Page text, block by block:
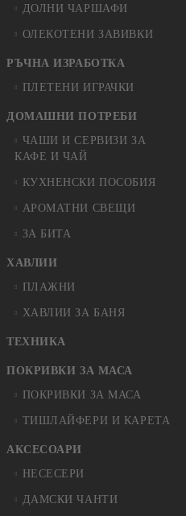
ДОЛНИ ЧАРШАФИ
ОЛЕКОТЕНИ ЗАВИВКИ
РЪЧНА ИЗРАБОТКА
ПЛЕТЕНИ ИГРАЧКИ
ДОМАШНИ ПОТРЕБИ
ЧАШИ И СЕРВИЗИ ЗА
КАФЕ И ЧАЙ
КУХНЕНСКИ ПОСОБИЯ
АРОМАТНИ СВЕЩИ
ЗА БИТА
ХАВЛИИ
ПЛАЖНИ
ХАВЛИИ ЗА БАНЯ
ТЕХНИКА
ПОКРИВКИ ЗА МАСА
ПОКРИВКИ ЗА МАСА
ТИШЛАЙФЕРИ И КАРЕТА
АКСЕСОАРИ
НЕСЕСЕРИ
ДАМСКИ ЧАНТИ